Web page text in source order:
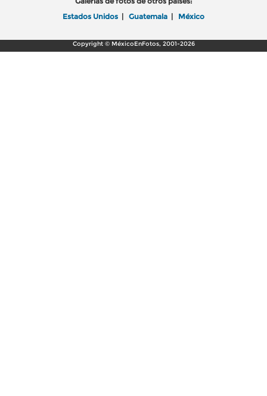
Estados Unidos | Guatemala | México
Copyright © MéxicoEnFotos, 2001-2026